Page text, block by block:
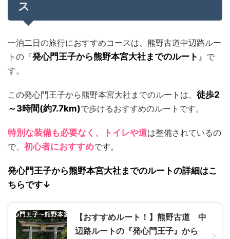
ス
一泊二日の旅行におすすめコースは、熊野古道中辺路ルー
トの『発心門王子から熊野本宮大社までのルート 』で
す。
この発心門王子から熊野本宮大社までのルートは、 徒歩2
～3時間(約7.7km)で歩けるおすすめのルートです。
特別な装備も必要なく、トイレや道は整備されているの
で、 初心者におすすめです。
発心門王子から熊野本宮大社までのルートの詳細はこ
ちらです↓
【おすすめルート！】熊野古道 中
辺路ルートの『発心門王子』から